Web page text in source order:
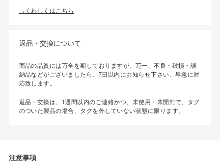
→くわしくはこちら
返品・交換について
商品の品質には万全を期しておりますが、万一、不良・破損・誤
納品などがございましたら、7日以内にお知らせ下さい、早急に対
応致します。
返品・交換は、1週間以内のご連絡かつ、未使用・未開封で、タグ
のついた製品の場合、タグを外していない状態に限ります。
注意事項